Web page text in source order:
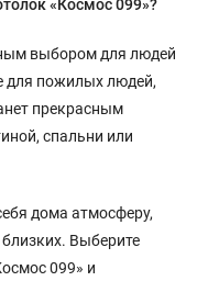
«Космос 099»?
выбором для людей
для пожилых людей,
прекрасным
спальни или
дома атмосферу,
Выберите
099» и